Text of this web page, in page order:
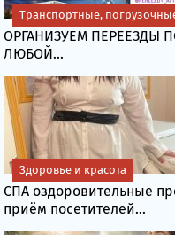
ОРГАНИЗУЕМ ПЕРЕЕЗДЫ
ЛЮБОЙ...
Транспортные,
СПА оздоровительные
приём посетителей...
Здоровье и красота